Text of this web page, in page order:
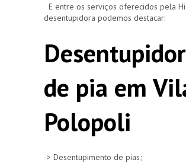
E entre os serviços oferecidos pela
desentupidora podemos destacar:
de pia em
Polopoli
-> Desentupimento de pias;